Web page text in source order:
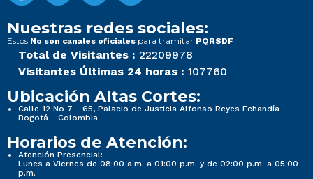
Nuestras redes sociales:
Estos No son canales oficiales para tramitar PQRSDF
Total de Visitantes : 22209978
Visitantes Últimas 24 horas : 107760
Ubicación Altas Cortes:
Calle 12 No 7 - 65, Palacio de Justicia Alfonso Reyes Echandía
Bogotá - Colombia
Horarios de Atención:
Atención Presencial:
Lunes a Viernes de 08:00 a.m. a 01:00 p.m. y de 02:00 p.m. a 05:00
p.m.